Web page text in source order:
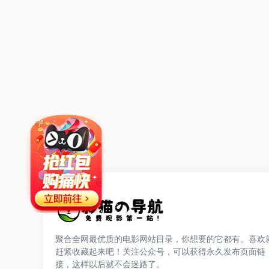
聚合全网最优质的电影网站目录，你想要的它都有。喜欢
赶紧收藏起来吧！关注公众号，可以获得永久发布页面链
接，这样以后就不会迷路了。